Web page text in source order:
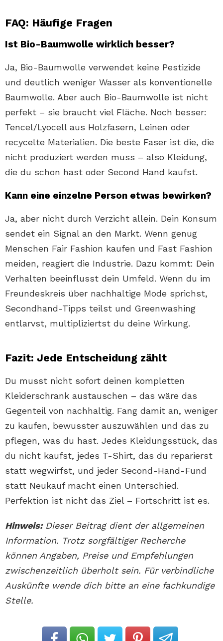
FAQ: Häufige Fragen
Ist Bio-Baumwolle wirklich besser?
Ja, Bio-Baumwolle verwendet keine Pestizide
und deutlich weniger Wasser als konventionelle
Baumwolle. Aber auch Bio-Baumwolle ist nicht
perfekt – sie braucht viel Fläche. Noch besser:
Tencel/Lyocell aus Holzfasern, Leinen oder
recycelte Materialien. Die beste Faser ist die, die
nicht produziert werden muss – also Kleidung,
die du schon hast oder Second Hand kaufst.
Kann eine einzelne Person etwas bewirken?
Ja, aber nicht durch Verzicht allein. Dein Konsum
sendet ein Signal an den Markt. Wenn genug
Menschen Fair Fashion kaufen und Fast Fashion
meiden, reagiert die Industrie. Dazu kommt: Dein
Verhalten beeinflusst dein Umfeld. Wenn du im
Freundeskreis über nachhaltige Mode sprichst,
Secondhand-Tipps teilst und Greenwashing
entlarvst, multipliziertst du deine Wirkung.
Fazit: Jede Entscheidung zählt
Du musst nicht sofort deinen kompletten
Kleiderschrank austauschen – das wäre das
Gegenteil von nachhaltig. Fang damit an, weniger
zu kaufen, bewusster auszuwählen und das zu
pflegen, was du hast. Jedes Kleidungsstück, das
du nicht kaufst, jedes T-Shirt, das du reparierst
statt wegwirfst, und jeder Second-Hand-Fund
statt Neukauf macht einen Unterschied.
Perfektion ist nicht das Ziel – Fortschritt ist es.
Hinweis:Dieser Beitrag dient der allgemeinen
Information. Trotz sorgfältiger Recherche
können Angaben, Preise und Empfehlungen
zwischenzeitlich überholt sein. Für verbindliche
Auskünfte wende dich bitte an eine fachkundige
Stelle.